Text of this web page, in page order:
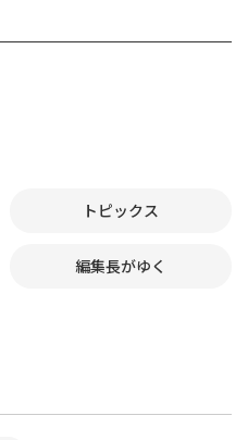
トピックス
編集長がゆく